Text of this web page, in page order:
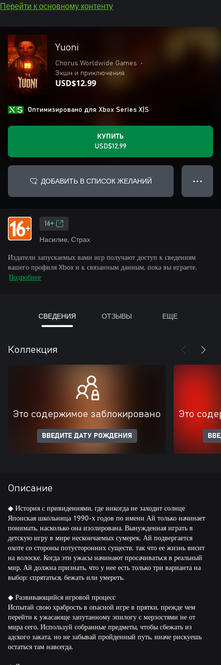
Перейти к основному контенту
Yuoni
Chorus Worldwide Games
•
Экшн и приключения
USD$12.99
Оптимизировано для Xbox Series X|S
КУПИТЬ
USD$12.99
ДОБАВИТЬ В СПИСОК ЖЕЛАНИЙ ● ● ●
16+
Насилие, Страх
Издатели запускаемых вами игр получают доступ к сведениям
вашего профиля Xbox и к связанным данным, пока вы играете.
Подробнее
СВЕДЕНИЯ ОТЗЫВЫ ЕЩЕ
Коллекция
Это содержимое заблокировано
ВВЕДИТЕ ДАТУ РОЖДЕНИЯ
Это
Описание
◆ История с привидениями, где никогда не заходит солнце
Японская школьница 1990-х годов по имени Ай только начинает
понимать, насколько она изолирована. Вынужденная играть в
детскую игру в мире нескончаемых сумерек, Ай подвергается
охоте со стороны потусторонних существ, так что ее жизнь висит
на волоске. Когда эти ужасы начинают просачиваться в реальный
мир, Ай должна признать, что у нее есть только три варианта на
выбор: спрятаться, бежать или умереть.
◆ Развивающийся игровой процесс
Испытай свою храбрость в опасной игре в прятки, прежде чем
перейти к ужасающе запутанному эпилогу с мерзостями не от
мира сего. Используй собранные предметы, чтобы сбежать из
адского заката, но не забывай пройденный путь, иначе рискуешь
остаться там навсегда.